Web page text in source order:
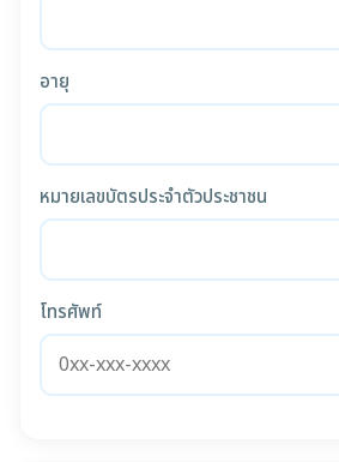
อายุ
หมายเลขบัตรประจำตัวประชาชน
โทรศัพท์